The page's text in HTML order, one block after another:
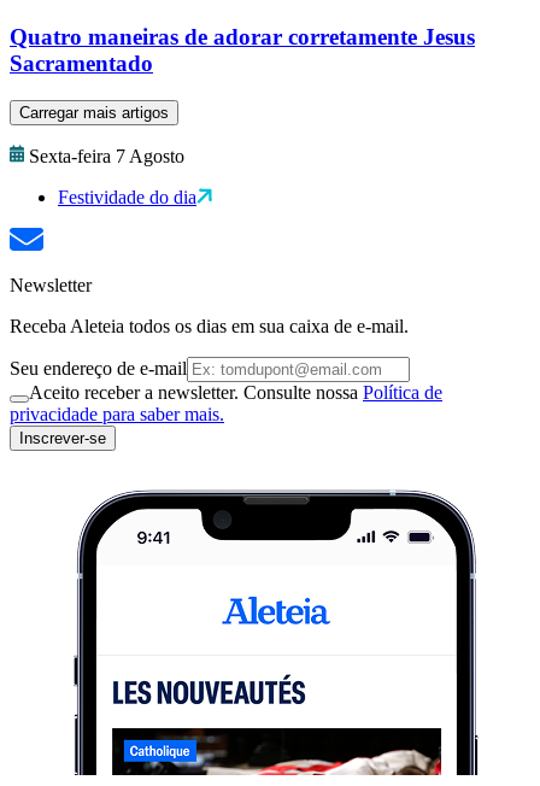
Quatro maneiras de adorar corretamente Jesus
Sacramentado
Carregar mais artigos
Sexta-feira 7 Agosto
Festividade do dia
Newsletter
Receba Aleteia todos os dias em sua caixa de e-mail.
Seu endereço de e-mail
Aceito receber a newsletter. Consulte nossa Política de
privacidade para saber mais.
Inscrever-se